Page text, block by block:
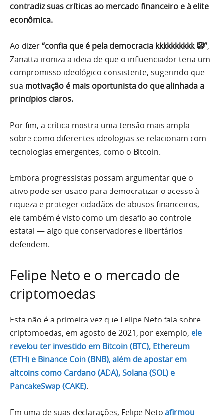
contradiz suas críticas ao mercado financeiro e à elite
econômica.
Ao dizer“confia que é pela democracia kkkkkkkkkk 🤡”,
Zanatta ironiza a ideia de que o influenciador teria um
compromisso ideológico consistente, sugerindo que
sua motivação é mais oportunista do que alinhada a
princípios claros.
Por fim, a crítica mostra uma tensão mais ampla
sobre como diferentes ideologias se relacionam com
tecnologias emergentes, como o Bitcoin.
Embora progressistas possam argumentar que o
ativo pode ser usado para democratizar o acesso à
riqueza e proteger cidadãos de abusos financeiros,
ele também é visto como um desafio ao controle
estatal — algo que conservadores e libertários
defendem.
Felipe Neto e o mercado de
criptomoedas
Esta não é a primeira vez que Felipe Neto fala sobre
criptomoedas, em agosto de 2021, por exemplo, ele
revelou ter investido em Bitcoin (BTC), Ethereum
(ETH) e Binance Coin (BNB), além de apostar em
altcoins como Cardano (ADA), Solana (SOL) e
PancakeSwap (CAKE).
Em uma de suas declarações, Felipe Neto afirmou